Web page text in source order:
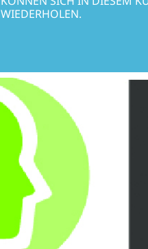
WIEDERHOLEN.